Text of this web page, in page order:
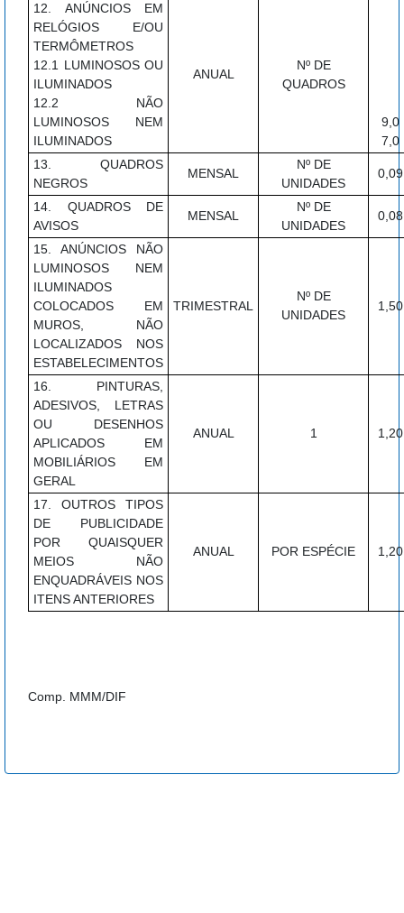
12. ANÚNCIOS EM
RELÓGIOS E/OU
TERMÔMETROS
12.1 LUMINOSOS OU
ILUMINADOS
12.2 NÃO
LUMINOSOS NEM
ILUMINADOS
ANUAL
Nº DE
QUADROS
9,0
7,0
13. QUADROS
NEGROS
MENSAL
Nº DE
UNIDADES
0,09
14. QUADROS DE
AVISOS
MENSAL
Nº DE
UNIDADES
0,08
15. ANÚNCIOS NÃO
LUMINOSOS NEM
ILUMINADOS
COLOCADOS EM
MUROS, NÃO
LOCALIZADOS NOS
ESTABELECIMENTOS
TRIMESTRAL
Nº DE
UNIDADES
1,50
16. PINTURAS,
ADESIVOS, LETRAS
OU DESENHOS
APLICADOS EM
MOBILIÁRIOS EM
GERAL
ANUAL 1 1,20
17. OUTROS TIPOS
DE PUBLICIDADE
POR QUAISQUER
MEIOS NÃO
ENQUADRÁVEIS NOS
ITENS ANTERIORES
ANUAL POR ESPÉCIE 1,20
Comp. MMM/DIF